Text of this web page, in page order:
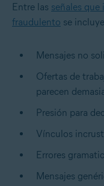
Entre las señales que
fraudulento se
Mensajes no
Ofertas de
parecen
Presión para
Vínculos
Errores
Mensajes